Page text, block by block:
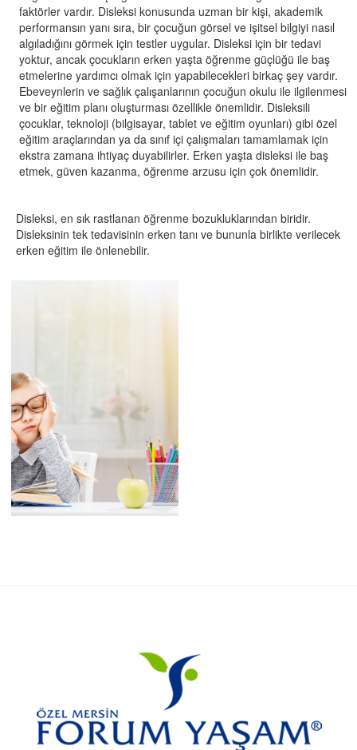
faktörler vardır. Disleksi konusunda uzman bir kişi, akademik
performansın yanı sıra, bir çocuğun görsel ve işitsel bilgiyi nasıl
algıladığını görmek için testler uygular. Disleksi için bir tedavi
yoktur, ancak çocukların erken yaşta öğrenme güçlüğü ile baş
etmelerine yardımcı olmak için yapabilecekleri birkaç şey vardır.
Ebeveynlerin ve sağlık çalışanlarının çocuğun okulu ile ilgilenmesi
ve bir eğitim planı oluşturması özellikle önemlidir. Disleksili
çocuklar, teknoloji (bilgisayar, tablet ve eğitim oyunları) gibi özel
eğitim araçlarından ya da sınıf içi çalışmaları tamamlamak için
ekstra zamana ihtiyaç duyabilirler. Erken yaşta disleksi ile baş
etmek, güven kazanma, öğrenme arzusu için çok önemlidir.
Disleksi, en sık rastlanan öğrenme bozukluklarından biridir.
Disleksinin tek tedavisinin erken tanı ve bununla birlikte verilecek
erken eğitim ile önlenebilir.